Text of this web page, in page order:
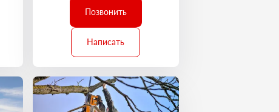
Позвонить
Написать